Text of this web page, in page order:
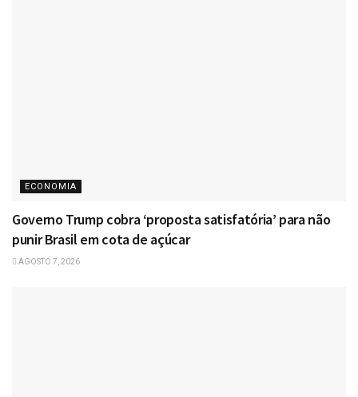
ECONOMIA
Governo Trump cobra ‘proposta satisfatória’ para não
punir Brasil em cota de açúcar
AGOSTO 7, 2026